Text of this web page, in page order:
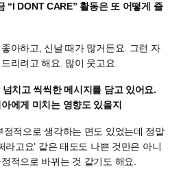
“I DONT CARE” 활동은 또 어떻게 즐
아하고, 신날 때가 많거든요. 그런 자
리려고 해요. 많이 웃고요.
치고 씩씩한 메시지를 담고 있어요.
에게 미치는 영향도 있을지
적으로 생각하는 면도 있었는데 정말
라고요’ 같은 태도도 나쁜 것만은 아니
적으로 바뀌는 것 같기도 해요.